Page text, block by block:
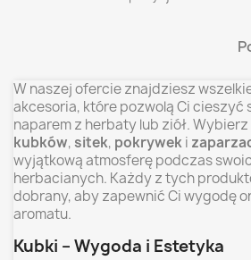
W naszej ofercie znajdziesz
akcesoria, które pozwolą Ci cieszyć
naparem z herbaty lub ziół.
kubków,sitek, pokryweki
wyjątkową atmosferę podczas
herbacianych. Każdy z tych
dobrany, aby zapewnić Ci wygodę
aromatu.
Kubki – Wygoda i Estetyka